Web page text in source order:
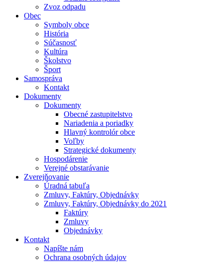
Zvoz odpadu
Obec
Symboly obce
História
Súčasnosť
Kultúra
Školstvo
Šport
Samospráva
Kontakt
Dokumenty
Dokumenty
Obecné zastupitelstvo
Nariadenia a poriadky
Hlavný kontrolór obce
Voľby
Strategické dokumenty
Hospodárenie
Verejné obstarávanie
Zverejňovanie
Úradná tabuľa
Zmluvy, Faktúry, Objednávky
Zmluvy, Faktúry, Objednávky do 2021
Faktúry
Zmluvy
Objednávky
Kontakt
Napíšte nám
Ochrana osobných údajov